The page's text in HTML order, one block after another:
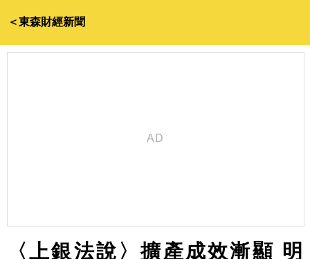
＜東森財經新聞
〈上銀法說〉擴產成效漸顯 明